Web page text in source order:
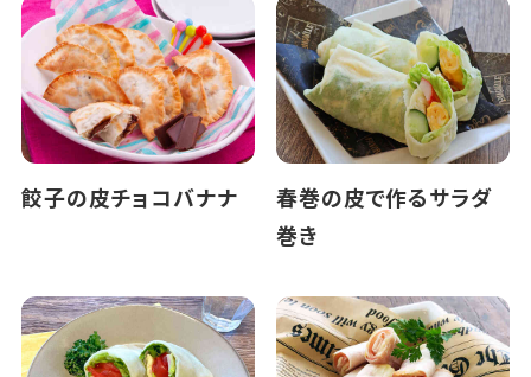
餃子の皮チョコバナナ
春巻の皮で作るサラダ
巻き